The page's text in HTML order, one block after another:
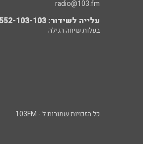
radio@103.fm
עלייה לשידור: 0552-103-103
בעלות שיחה רגילה
כל הזכויות שמורות ל - 103FM